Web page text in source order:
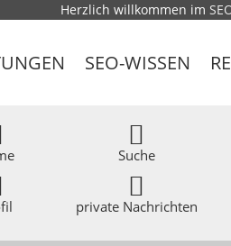
Herzlich willkommen im
SEO-WISSEN
Suche
private Nachrichten